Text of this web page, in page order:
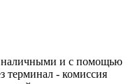
наличными и с помощью
терминал - комиссия